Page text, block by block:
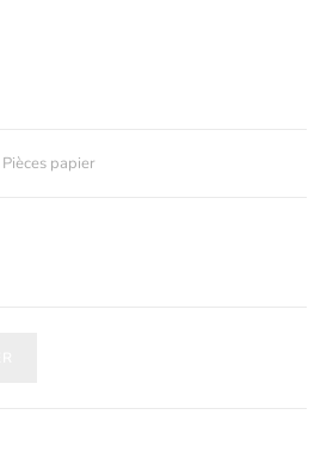
Pièces papier